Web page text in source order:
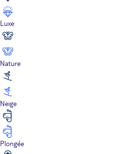
Luxe
Nature
Neige
Plongée